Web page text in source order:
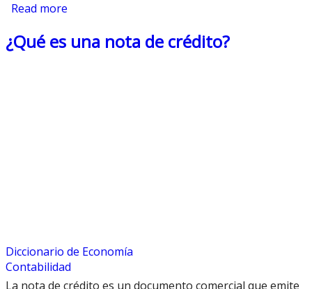
Read more
¿Qué es una nota de crédito?
Diccionario de Economía
Contabilidad
La nota de crédito es un documento comercial que emite